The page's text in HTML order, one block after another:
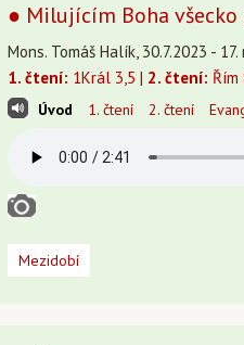
● Milujícím Boha všecko
Mons. Tomáš Halík, 30.7.2023 -
1. čtení: 1Král 3,5 | 2. čtení: Řím
Úvod 1. čtení 2. čtení
Mezidobí